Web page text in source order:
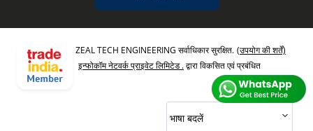
ZEAL TECH ENGINEERING सर्वाधिकार सुरक्षित. (उपयोग की शर्तें)
इन्फोकॉम नेटवर्क प्राइवेट लिमिटेड .द्वारा विकसित एवं प्रबंधित
भाषा बदलें